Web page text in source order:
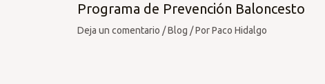
Programa de Prevención Baloncesto
Deja un comentario /Blog / PorPaco Hidalgo